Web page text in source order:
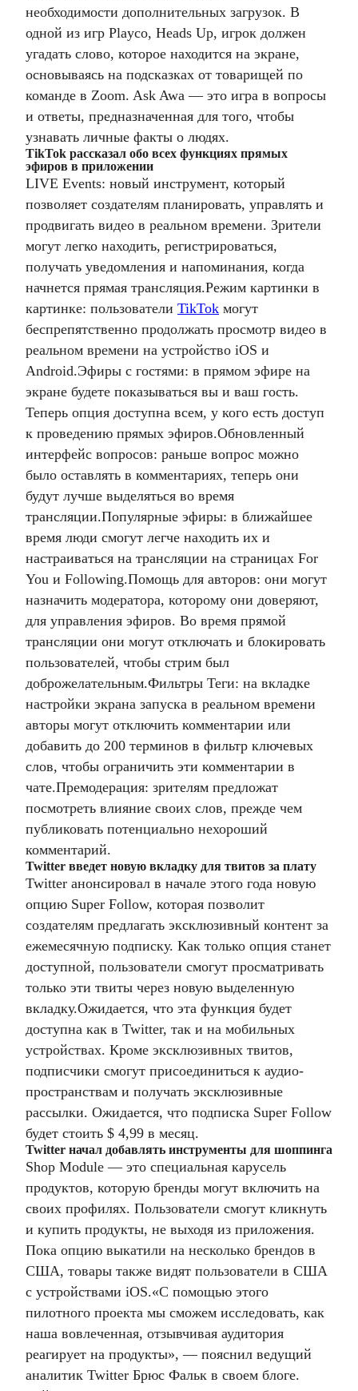
необходимости дополнительных загрузок. В
одной из игр Playco, Heads Up, игрок должен
угадать слово, которое находится на экране,
основываясь на подсказках от товарищей по
команде в Zoom. Ask Awa — это игра в вопросы
и ответы, предназначенная для того, чтобы
узнавать личные факты о людях.
TikTok рассказал обо всех функциях прямых
эфиров в приложении
LIVE Events: новый инструмент, который
позволяет создателям планировать, управлять и
продвигать видео в реальном времени. Зрители
могут легко находить, регистрироваться,
получать уведомления и напоминания, когда
начнется прямая трансляция.Режим картинки в
картинке: пользователи TikTok могут
беспрепятственно продолжать просмотр видео в
реальном времени на устройство iOS и
Android.Эфиры с гостями: в прямом эфире на
экране будете показываться вы и ваш гость.
Теперь опция доступна всем, у кого есть доступ
к проведению прямых эфиров.Обновленный
интерфейс вопросов: раньше вопрос можно
было оставлять в комментариях, теперь они
будут лучше выделяться во время
трансляции.Популярные эфиры: в ближайшее
время люди смогут легче находить их и
настраиваться на трансляции на страницах For
You и Following.Помощь для авторов: они могут
назначить модератора, которому они доверяют,
для управления эфиров. Во время прямой
трансляции они могут отключать и блокировать
пользователей, чтобы стрим был
доброжелательным.Фильтры Теги: на вкладке
настройки экрана запуска в реальном времени
авторы могут отключить комментарии или
добавить до 200 терминов в фильтр ключевых
слов, чтобы ограничить эти комментарии в
чате.Премодерация: зрителям предложат
посмотреть влияние своих слов, прежде чем
публиковать потенциально нехороший
комментарий.
Twitter введет новую вкладку для твитов за плату
Twitter анонсировал в начале этого года новую
опцию Super Follow, которая позволит
создателям предлагать эксклюзивный контент за
ежемесячную подписку. Как только опция станет
доступной, пользователи смогут просматривать
только эти твиты через новую выделенную
вкладку.Ожидается, что эта функция будет
доступна как в Twitter, так и на мобильных
устройствах. Кроме эксклюзивных твитов,
подписчики смогут присоединиться к аудио-
пространствам и получать эксклюзивные
рассылки. Ожидается, что подписка Super Follow
будет стоить $ 4,99 в месяц.
Twitter начал добавлять инструменты для шоппинга
Shop Module — это специальная карусель
продуктов, которую бренды могут включить на
своих профилях. Пользователи смогут кликнуть
и купить продукты, не выходя из приложения.
Пока опцию выкатили на несколько брендов в
США, товары также видят пользователи в США
с устройствами iOS.«С помощью этого
пилотного проекта мы сможем исследовать, как
наша вовлеченная, отзывчивая аудитория
реагирует на продукты», — пояснил ведущий
аналитик Twitter Брюс Фальк в своем блоге.